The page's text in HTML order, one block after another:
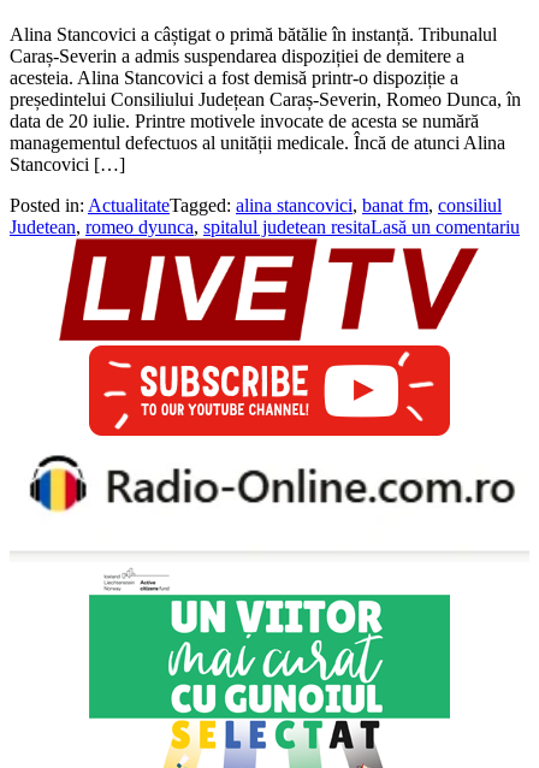
Alina Stancovici a câștigat o primă bătălie în instanță. Tribunalul
Caraș-Severin a admis suspendarea dispoziției de demitere a
acesteia. Alina Stancovici a fost demisă printr-o dispoziție a
președintelui Consiliului Județean Caraș-Severin, Romeo Dunca, în
data de 20 iulie. Printre motivele invocate de acesta se numără
managementul defectuos al unității medicale. Încă de atunci Alina
Stancovici […]
Posted in: ActualitateTagged: alina stancovici, banat fm, consiliul
Judetean, romeo dyunca, spitalul judetean resitaLasă un comentariu